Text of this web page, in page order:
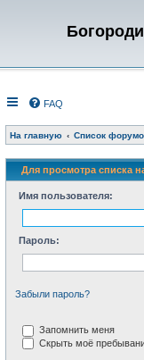
FAQ
На главную Список
Для просмотра списка
Имя пользователя:
Пароль:
Забыли пароль?
Запомнить меня
Скрыть моё